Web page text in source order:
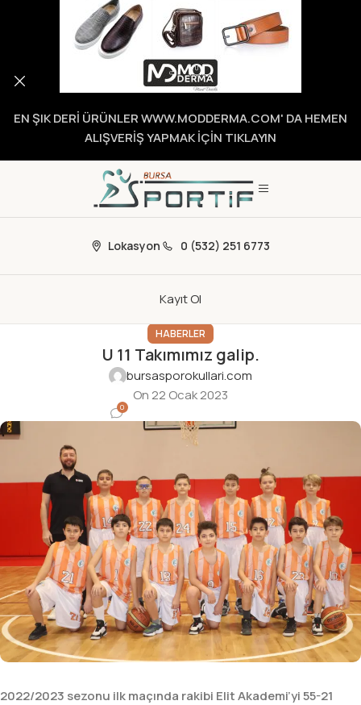
Lokasyon 0 (532) 251 6773
Kayıt Ol
HABERLER
U 11 Takımımız galip.
bursasporokullari.com
On 22 Ocak 2023
0
2022/2023 sezonu ilk maçında rakibi Elit Akademi’yi 55-21
EN ŞIK DERİ ÜRÜNLER WWW.MODDERMA.COM' DA HEMEN
ALIŞVERİŞ YAPMAK İÇİN TIKLAYIN